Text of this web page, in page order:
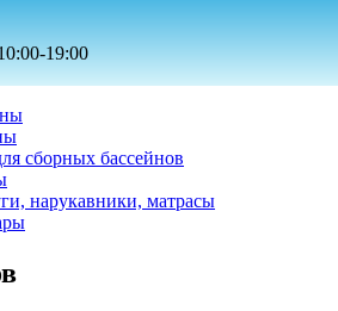
19:00
сборных бассейнов
нарукавники, матрасы